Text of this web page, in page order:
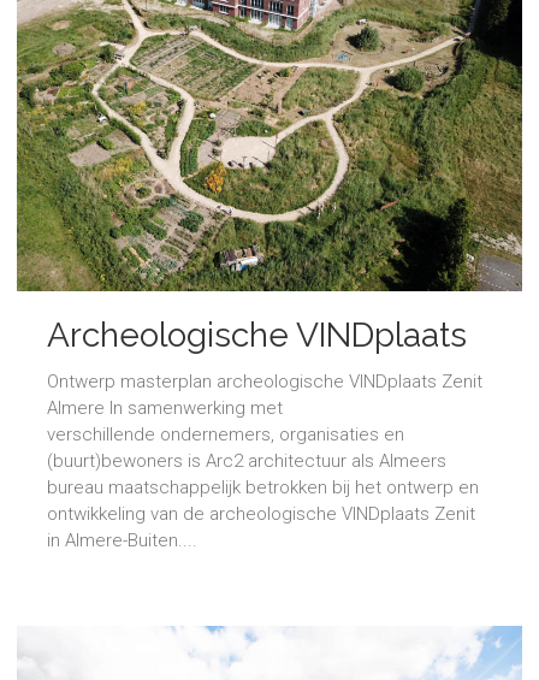
Archeologische VINDplaats
Ontwerp masterplan archeologische VINDplaats Zenit
Almere In samenwerking met
verschillende ondernemers, organisaties en
(buurt)bewoners is Arc2 architectuur als Almeers
bureau maatschappelijk betrokken bij het ontwerp en
ontwikkeling van de archeologische VINDplaats Zenit
in Almere-Buiten....